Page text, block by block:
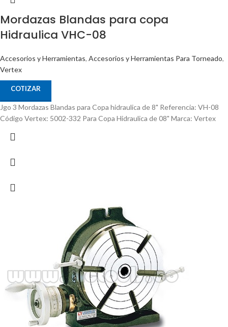
Mordazas Blandas para copa
Hidraulica VHC-08
Accesorios y Herramientas, Accesorios y Herramientas Para Torneado,
Vertex
COTIZAR
Jgo 3 Mordazas Blandas para Copa hidraulica de 8" Referencia: VH-08
Código Vertex: 5002-332 Para Copa Hidraulica de 08" Marca: Vertex